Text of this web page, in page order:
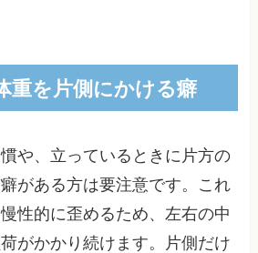
重を片側にかける癖
や、立っているときに片方の
がある方は要注意です。これ
性的に歪めるため、左右の中
がかかり続けます。片側だけ